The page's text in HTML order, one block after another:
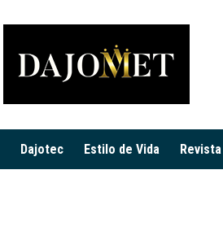
Dajotec Estilo de Vida Revista